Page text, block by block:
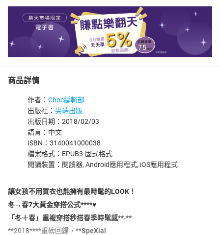
商品詳情
作者： Choc編輯部
出版社： 尖端出版
出版日期：2018/02/03
語言：中文
ISBN：3140041000038
檔案格式：EPUB3-固式格式
閱讀裝置：閱讀器, Android應用程式, iOS應用程式
讓女孩不用買衣也能擁有最時髦的LOOK！
冬→春7大黃金穿搭公式****♥
「冬＋春」重複穿搭秒搭春季時髦感**-**
**2018****重磅回歸‧**SpeXial